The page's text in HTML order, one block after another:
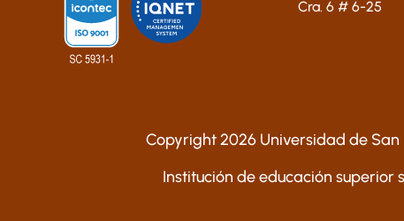
Cra. 6 # 6-25
Copyright 2026 Universidad de San
Institución de educación